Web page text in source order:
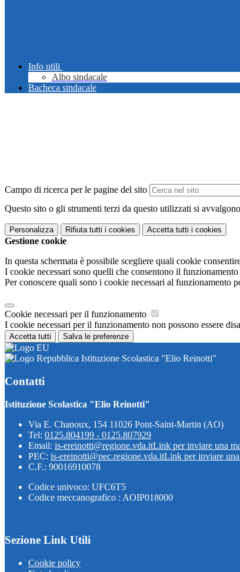
Info utili
Albo sindacale
Bacheca sindacale
Campo di ricerca per le pagine del sito
Questo sito o gli strumenti terzi da questo utilizzati si
Personalizza Rifiuta tutti i cookies Accetta tutti i cookies
Gestione cookie
In questa schermata è possibile scegliere quali cookie
I cookie necessari sono quelli che consentono il
Per conoscere quali sono i cookie necessari al funzionamento
Cookie necessari per il funzionamento
I cookie necessari per il funzionamento non possono essere
Accetta tutti Salva le preferenze
Istituzione Scolastica "Elio Reinotti"
Contatti
Istituzione Scolastica "Elio Reinotti"
Via E. Chanoux, 154 11026 Pont-Saint-Martin (AO)
Tel: 0125.804199 - 0125.807929
Email: is-ereinotti@regione.vda.itLink per inviare una
PEC: is-ereinotti@pec.regione.vda.itLink per inviare
C.F.: 90016910078
Codice univoco: UFC6T5
Codice meccanografico : AOIP018000
Sezione Link Utili
Cookie policy